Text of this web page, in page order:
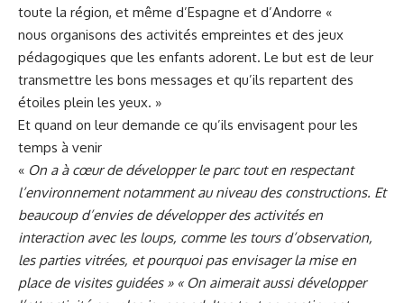
toute la région, et même d’Espagne et d’Andorre «
nous organisons des activités empreintes et des jeux
pédagogiques que les enfants adorent. Le but est de leur
transmettre les bons messages et qu’ils repartent des
étoiles plein les yeux. »
Et quand on leur demande ce qu’ils envisagent pour les
temps à venir
« On a à cœur de développer le parc tout en respectant
l’environnement notamment au niveau des constructions. Et
beaucoup d’envies de développer des activités en
interaction avec les loups, comme les tours d’observation,
les parties vitrées, et pourquoi pas envisager la mise en
place de visites guidées » « On aimerait aussi développer